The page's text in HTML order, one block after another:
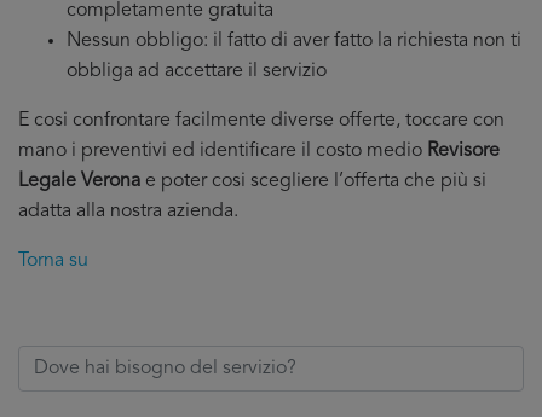
completamente gratuita
Nessun obbligo: il fatto di aver fatto la richiesta non ti
obbliga ad accettare il servizio
E cosi confrontare facilmente diverse offerte, toccare con
mano i preventivi ed identificare il costo medio Revisore
Legale Verona e poter cosi scegliere l’offerta che più si
adatta alla nostra azienda.
Torna su